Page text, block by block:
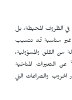
الظروف المحيطة، بل
غير مناسبة قد تتسبب
من القلق والمسؤولية،
التغيرات المناخية
الحروب والصراعات التي